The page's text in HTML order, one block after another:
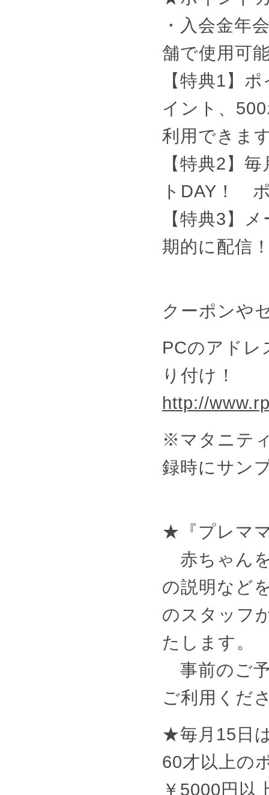
・入会金年
舗で使用可
【特典1】
イント、
利用できま
【特典2】
トDAY！
【特典3】
期的に配信
クーポンや
PCのアドレ
り付け！
http://
※マタニテ
録時にサン
★『プレマ
赤ちゃん
の説明など
のスタッフ
たします。
事前のご
ご利用くだ
★毎月15日
60才以上の
￥5000円以